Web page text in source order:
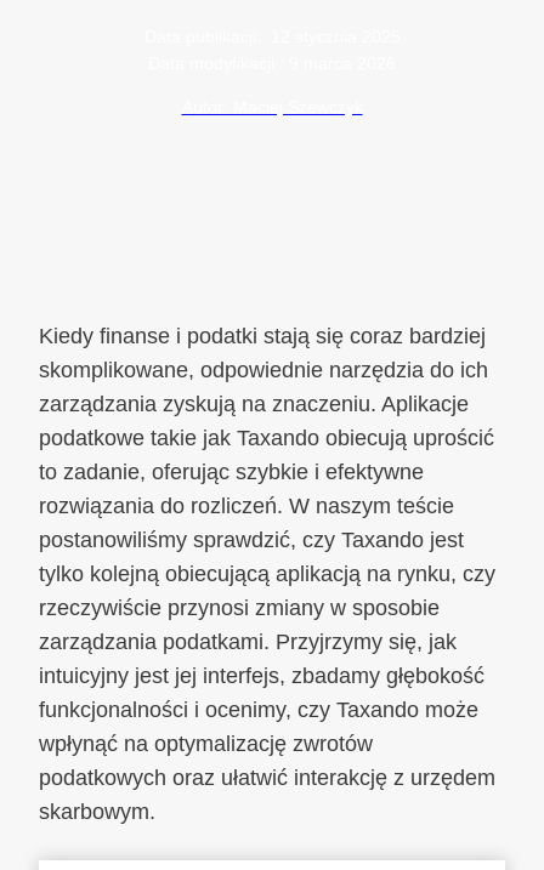
Kiedy finanse i podatki stają się coraz bardziej
skomplikowane, odpowiednie narzędzia do ich
zarządzania zyskują na znaczeniu. Aplikacje
podatkowe takie jak Taxando obiecują uprościć
to zadanie, oferując szybkie i efektywne
rozwiązania do rozliczeń. W naszym teście
postanowiliśmy sprawdzić, czy Taxando jest
tylko kolejną obiecującą aplikacją na rynku, czy
rzeczywiście przynosi zmiany w sposobie
zarządzania podatkami. Przyjrzymy się, jak
intuicyjny jest jej interfejs, zbadamy głębokość
funkcjonalności i ocenimy, czy Taxando może
wpłynąć na optymalizację zwrotów
podatkowych oraz ułatwić interakcję z urzędem
skarbowym.